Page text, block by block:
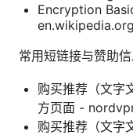
Encryption
常用短链接与赞助
购买推荐（文字
方页面 -
购买推荐（文字